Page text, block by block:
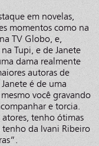
em novelas,
momentos como na
TV Globo, e,
Tupi, e de Janete
dama realmente
autoras de
é de uma
você gravando
e torcia.
atores, tenho ótimas
tenho da Ivani Ribeiro